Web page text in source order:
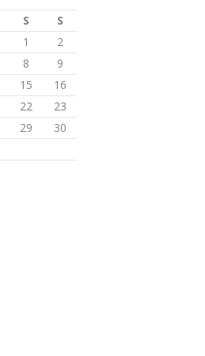
S
S
1
2
8
9
15
16
22
23
29
30